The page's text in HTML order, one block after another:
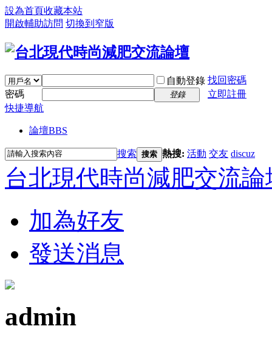
設為首頁收藏本站
開啟輔助訪問 切換到窄版
自動登錄 找回密碼
密碼
登錄
立即註冊
快捷導航
論壇BBS
搜索 搜索 熱搜: 活動 交友 discuz
台北現代時尚減肥交流論
加為好友
發送消息
admin